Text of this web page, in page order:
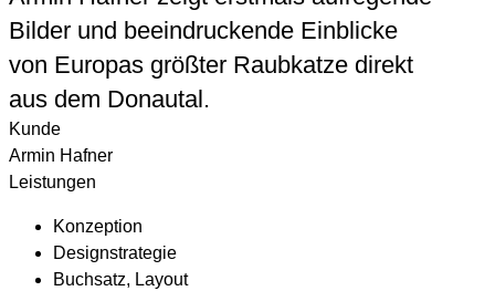
Bilder und beeindruckende Einblicke
von Europas größter Raubkatze direkt
aus dem Donautal.
Kunde
Armin Hafner
Leistungen
Konzeption
Designstrategie
Buchsatz, Layout